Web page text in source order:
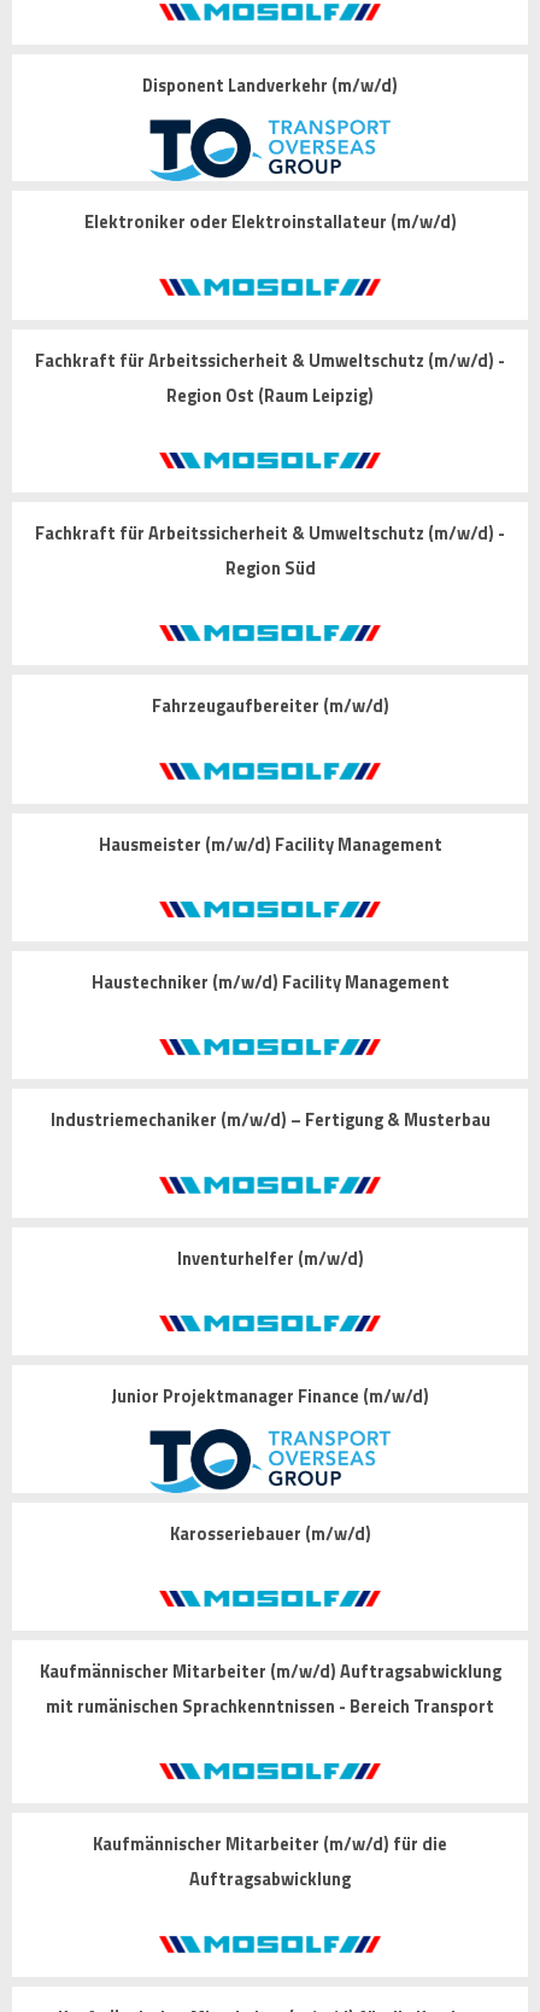
Disponent Landverkehr (m/w/d)
Elektroniker oder Elektroinstallateur (m/w/d)
Fachkraft für Arbeitssicherheit & Umweltschutz (m/w/d) -
Region Ost (Raum Leipzig)
Fachkraft für Arbeitssicherheit & Umweltschutz (m/w/d) -
Region Süd
Fahrzeugaufbereiter (m/w/d)
Hausmeister (m/w/d) Facility Management
Haustechniker (m/w/d) Facility Management
Industriemechaniker (m/w/d) – Fertigung & Musterbau
Inventurhelfer (m/w/d)
Junior Projektmanager Finance (m/w/d)
Karosseriebauer (m/w/d)
Kaufmännischer Mitarbeiter (m/w/d) Auftragsabwicklung
mit rumänischen Sprachkenntnissen - Bereich Transport
Kaufmännischer Mitarbeiter (m/w/d) für die
Auftragsabwicklung